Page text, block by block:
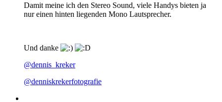
Damit meine ich den Stereo Sound, viele Handys bieten ja
nur einen hinten liegenden Mono Lautsprecher.
Und danke
@dennis_kreker
@denniskrekerfotografie